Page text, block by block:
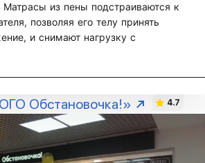
Матрасы из пены подстраиваются к
позволяя его телу принять
и снимают нагрузку с
Обстановочка!» 4.7